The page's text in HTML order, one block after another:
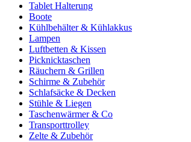
Tablet Halterung
Boote
Kühlbehälter & Kühlakkus
Lampen
Luftbetten & Kissen
Picknicktaschen
Räuchern & Grillen
Schirme & Zubehör
Schlafsäcke & Decken
Stühle & Liegen
Taschenwärmer & Co
Transporttrolley
Zelte & Zubehör